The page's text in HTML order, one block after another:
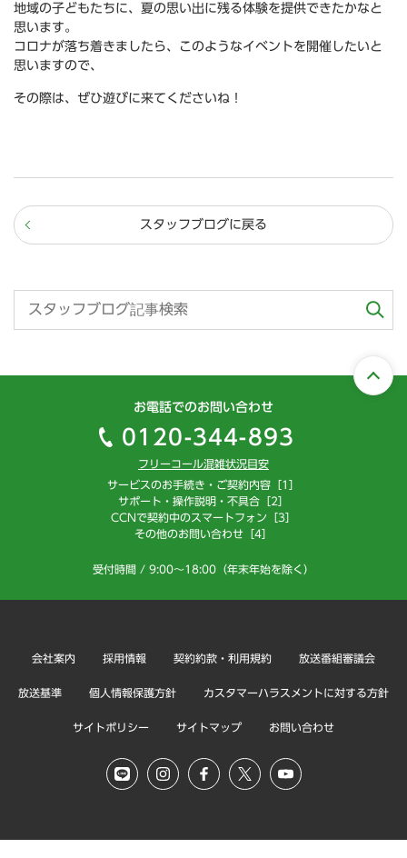
地域の子どもたちに、夏の思い出に残る体験を提供できたかなと
思います。
コロナが落ち着きましたら、このようなイベントを開催したいと
思いますので、
その際は、ぜひ遊びに来てくださいね！
スタッフブログに戻る
お電話でのお問い合わせ
0120-344-893
フリーコール混雑状況目安
サービスのお手続き・ご契約内容［1］
サポート・操作説明・不具合［2］
CCNで契約中のスマートフォン［3］
その他のお問い合わせ［4］
受付時間 / 9:00～18:00（年末年始を除く）
会社案内 採用情報 契約約款・利用規約 放送番組審議会
放送基準 個人情報保護方針 カスタマーハラスメントに対する方針
サイトポリシー サイトマップ お問い合わせ